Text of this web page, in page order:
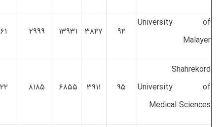
University of
Malayer
۹۴ ۳۸۴۷ ۱۳۹۳۱ ۲۹۹۹
Shahrekord
University of
Medical Sciences
۹۵ ۳۹۱۱ ۶۸۵۵ ۸۱۸۵